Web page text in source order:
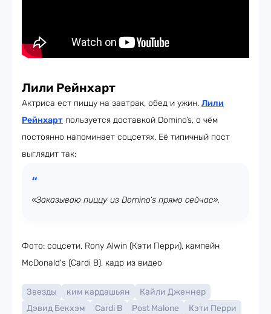
Лили Рейнхарт
Актриса ест пиццу на завтрак, обед и ужин. Лили
Рейнхарт пользуется доставкой Domino’s, о чём
постоянно напоминает соцсетях. Её типичный пост
выглядит так:
«Заказываю пиццу из Domino’s прямо сейчас».
Фото: соцсети, Rony Alwin (Кэти Перри), кампейн
McDonald's (Cardi B), кадр из видео
Звезды ким кардашьян
Кайли Дженнер
Дэвид Бекхэм
Cardi B Post Malone
Кэти Перри